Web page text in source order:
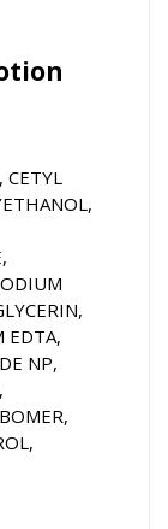
CETYL
EDTA,
NP,